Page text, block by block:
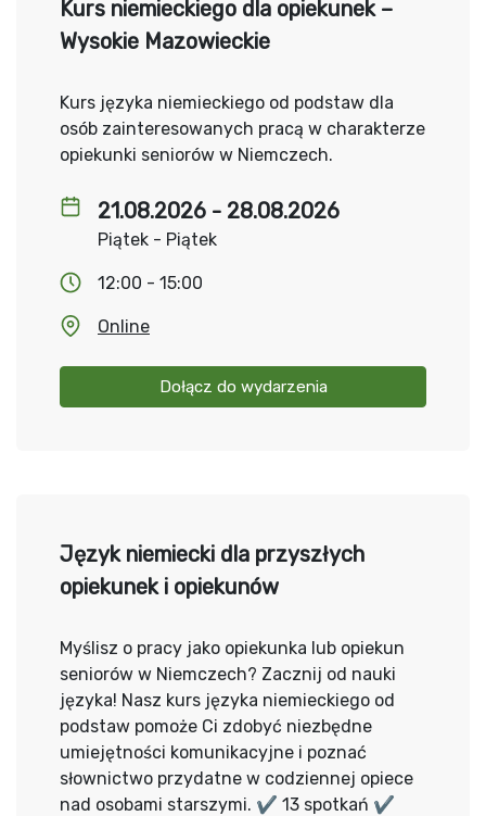
21.08.2026 - 28.08.2026
Piątek - Piątek
12:00 - 15:00
Online
Dołącz do wydarzenia
Kurs niemieckiego dla opiekunek –
Wysokie Mazowieckie
Kurs języka niemieckiego od podstaw dla
osób zainteresowanych pracą w charakterze
opiekunki seniorów w Niemczech.
Język niemiecki dla przyszłych
opiekunek i opiekunów
Myślisz o pracy jako opiekunka lub opiekun
seniorów w Niemczech? Zacznij od nauki
języka! Nasz kurs języka niemieckiego od
podstaw pomoże Ci zdobyć niezbędne
umiejętności komunikacyjne i poznać
słownictwo przydatne w codziennej opiece
nad osobami starszymi. ✔ 13 spotkań ✔